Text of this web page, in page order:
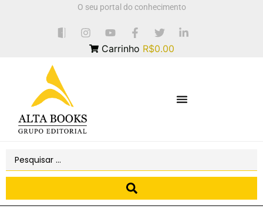
O seu portal do conhecimento
Carrinho R$0.00